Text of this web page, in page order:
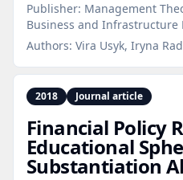
Publisher: Management
Business and Infrastructure
Authors: Vira Usyk, Iryna
2018 Journal article
Financial Policy
Educational
Substantiation